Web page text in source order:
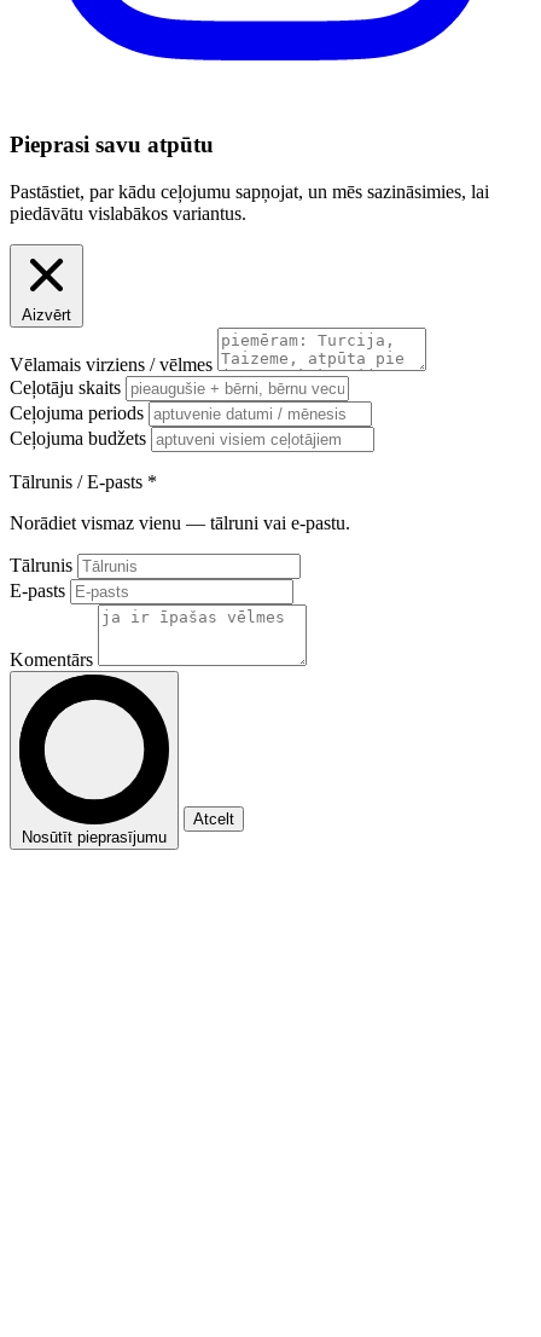
Pieprasi savu atpūtu
Pastāstiet, par kādu ceļojumu sapņojat, un mēs sazināsimies, lai
piedāvātu vislabākos variantus.
Aizvērt
Vēlamais virziens / vēlmes
Ceļotāju skaits
Ceļojuma periods
Ceļojuma budžets
Tālrunis / E-pasts *
Norādiet vismaz vienu — tālruni vai e-pastu.
Tālrunis
E-pasts
Komentārs
Nosūtīt pieprasījumu
Atcelt